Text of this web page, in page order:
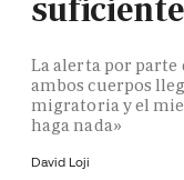
La alerta por parte
ambos cuerpos
migratoria y el
haga nada»
David Loji